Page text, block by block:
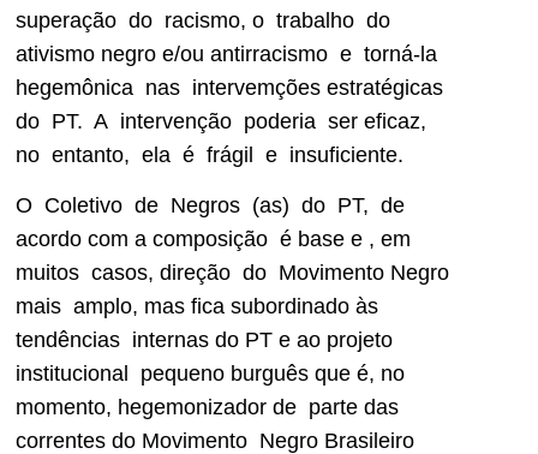
superação do racismo, o trabalho do
ativismo negro e/ou antirracismo e torná-la
hegemônica nas intervemções estratégicas
do PT. A intervenção poderia ser eficaz,
no entanto, ela é frágil e insuficiente.
O Coletivo de Negros (as) do PT, de
acordo com a composição é base e , em
muitos casos, direção do Movimento Negro
mais amplo, mas fica subordinado às
tendências internas do PT e ao projeto
institucional pequeno burguês que é, no
momento, hegemonizador de parte das
correntes do Movimento Negro Brasileiro